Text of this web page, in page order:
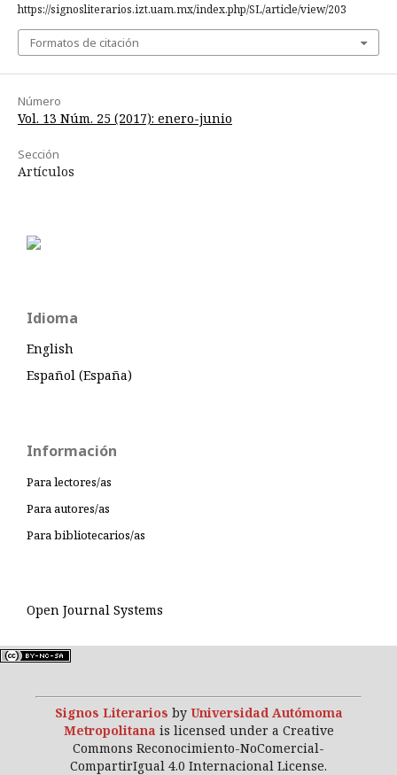
https://signosliterarios.izt.uam.mx/index.php/SL/article/view/203
Formatos de citación
Número
Vol. 13 Núm. 25 (2017): enero-junio
Sección
Artículos
Idioma
English
Español (España)
Información
Para lectores/as
Para autores/as
Para bibliotecarios/as
Open Journal Systems
Signos Literarios by Universidad Autómoma
Metropolitana is licensed under a Creative
Commons Reconocimiento-NoComercial-
CompartirIgual 4.0 Internacional License.